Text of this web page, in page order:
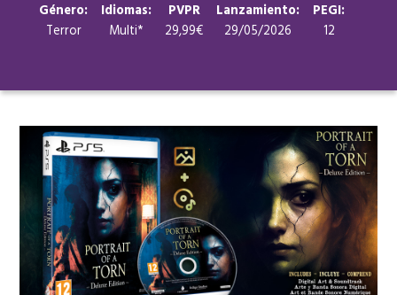
Género:
Terror
Idiomas:
Multi*
PVPR
29,99€
Lanzamiento:
29/05/2026
PEGI:
12
Contacto
Idiomas: